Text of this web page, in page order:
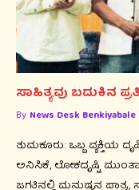
ಸಾಹಿತ್ಯವು ಬದುಕಿನ
By News Desk Benkiyabale
ತುಮಕೂರು: ಒಬ್ಬ ವ್ಯಕ್ತಿಯ
ಅನಿಸಿಕೆ, ಲೋಕದೃಷ್ಟಿ